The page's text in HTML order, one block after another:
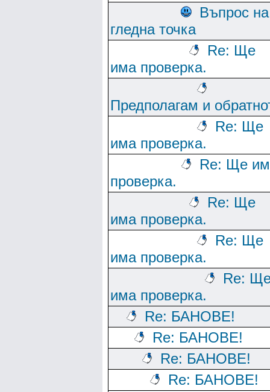
Въпрос на
гледна точка
Re: Ще
има проверка.
Предполагам и
Re: Ще
има проверка.
Re: Ще
проверка.
Re: Ще
има проверка.
Re: Ще
има проверка.
Re:
има проверка.
Re: БАНОВЕ!
Re: БАНОВЕ!
Re: БАНОВЕ!
Re: БАНОВЕ!